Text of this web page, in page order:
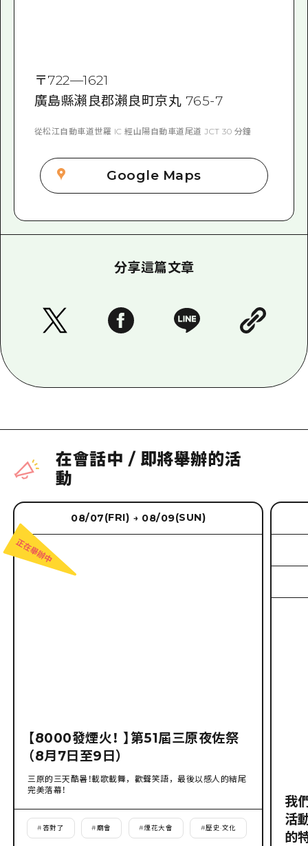
〒722—1621
廣島縣瀨良郡瀨良町京丸 765-7
從松江自動車道世羅 IC 經山陽自動車道尾道 JCT 30 分鐘
Google Maps
分享這篇文章
在會話中 / 即將舉辦的活
動
08/07(FRI) → 08/09(SUN)
【8000發煙火！ 】第51屆三原夜佐祭
（8月7日至9日）
三原的三天酷暑！載歌載舞，歡聲笑語，最後以感人的結尾
完美落幕！
# 答對了 #廟會 #煙花大會 #歷史·文化
我
活
的